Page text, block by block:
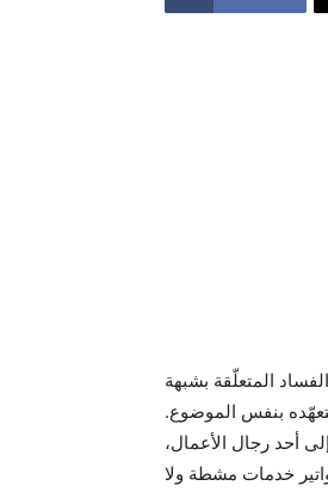
المتعلّقة بشبهة
بنفس الموضوع.
أحد رجال الأعمال،
خدمات مشطة ولا